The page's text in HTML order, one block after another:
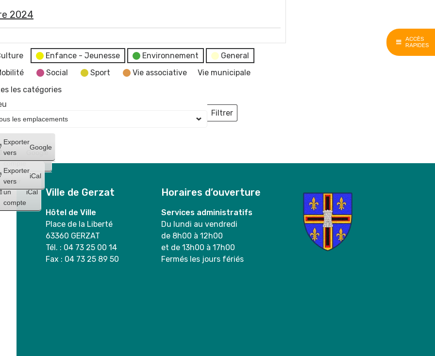
ACCÈS
RAPIDES
2024
Enfance - Jeunesse Environnement
General
Social Sport Vie associative
Vie municipale
les catégories
Créer
un
compte
Google
Créer
un
compte
iCal
Exporter
vers
Google
Exporter
vers
iCal
Filtrer
Lieux
Ville de Gerzat
Hôtel de Ville
Place de la Liberté
63360 GERZAT
Tél. : 04 73 25 00 14
Fax : 04 73 25 89 50
Horaires d’ouverture
Services administratifs
Du lundi au vendredi
de 8h00 à 12h00
et de 13h00 à 17h00
Fermés les jours fériés